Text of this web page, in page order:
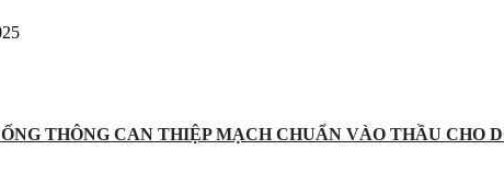
THÔNG CAN THIỆP MẠCH CHUẨN VÀO THẦU CHO